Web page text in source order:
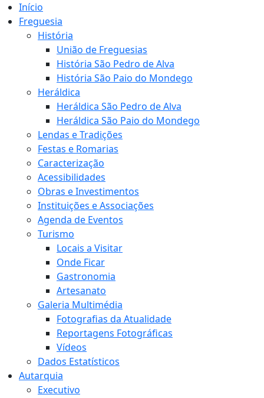
Início
Freguesia
História
União de Freguesias
História São Pedro de Alva
História São Paio do Mondego
Heráldica
Heráldica São Pedro de Alva
Heráldica São Paio do Mondego
Lendas e Tradições
Festas e Romarias
Caracterização
Acessibilidades
Obras e Investimentos
Instituições e Associações
Agenda de Eventos
Turismo
Locais a Visitar
Onde Ficar
Gastronomia
Artesanato
Galeria Multimédia
Fotografias da Atualidade
Reportagens Fotográficas
Vídeos
Dados Estatísticos
Autarquia
Executivo